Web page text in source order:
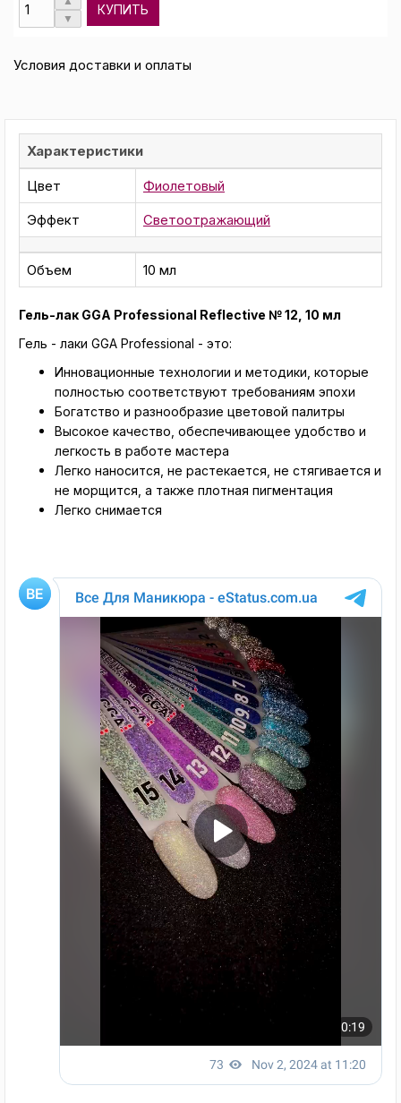
КУПИТЬ
Условия доставки и оплаты
Характеристики
Цвет
Фиолетовый
Эффект
Светоотражающий
Объем 10 мл
Гель-лак GGA Professional Reflective № 12, 10 мл
Гель - лаки GGA Professional - это:
Инновационные технологии и методики, которые
полностью соответствуют требованиям эпохи
Богатство и разнообразие цветовой палитры
Высокое качество, обеспечивающее удобство и
легкость в работе мастера
Легко наносится, не растекается, не стягивается и
не морщится, а также плотная пигментация
Легко снимается